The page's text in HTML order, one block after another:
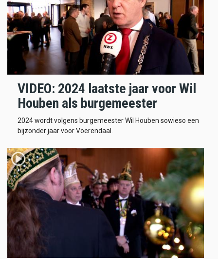
VIDEO: 2024 laatste jaar voor Wil
Houben als burgemeester
2024 wordt volgens burgemeester Wil Houben sowieso een
bijzonder jaar voor Voerendaal.